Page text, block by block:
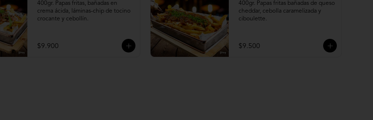
400gr. Papas fritas, bañadas en
crema ácida, láminas-chip de tocino
crocante y cebollín.
$9.900
400gr. Papas fritas bañadas de queso
cheddar, cebolla caramelizada y
ciboulette.
$9.500